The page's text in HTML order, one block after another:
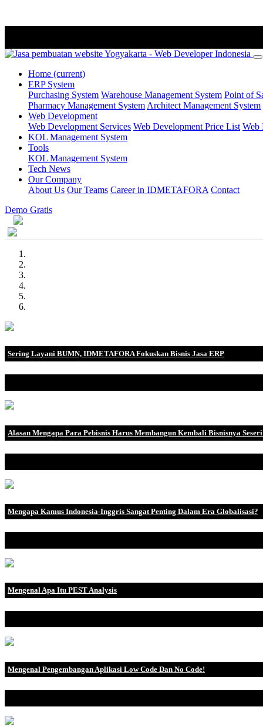
Home (current)
ERP System
Purchasing System Warehouse Management System Point of
Pharmacy Management System Architect Management System
Web Development
Web Development Services Web Development Price List Web
KOL Management System
Tools
KOL Management System
Tech News
Our Company
About Us Our Teams Career in IDMETAFORA Contact
Demo Gratis
Sering Layani BUMN, IDMETAFORA Fokuskan Bisnis Jasa ERP
Alasan Mengapa Para Pebisnis Harus Membangun Kembali Bisnisnya
Mengapa Kamus Indonesia-Inggris Sangat Penting Dalam Era Globalisasi?
Mengenal Apa Itu PEST Analysis
Mengenal Pengembangan Aplikasi Low Code Dan No Code!